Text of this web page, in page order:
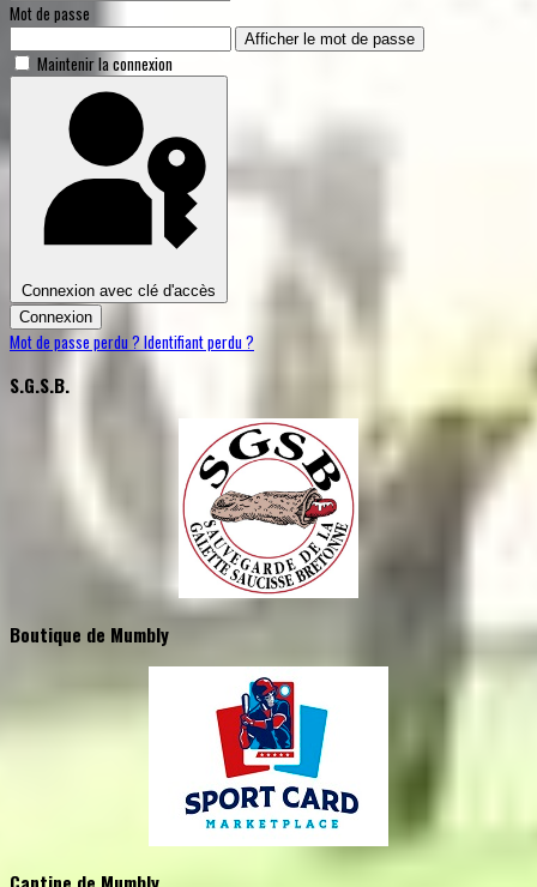
Mot de passe
Afficher le mot de passe
Maintenir la connexion
Connexion avec clé d'accès
Connexion
Mot de passe perdu ? Identifiant perdu ?
S.G.S.B.
Boutique de Mumbly